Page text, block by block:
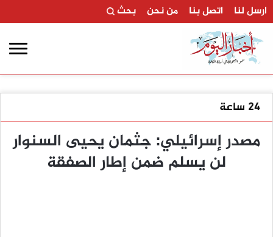
ارسل لنا اتصل بنا من نحن بحث
24 ساعة
مصدر إسرائيلي: جثمان يحيى السنوار
لن يسلم ضمن إطار الصفقة